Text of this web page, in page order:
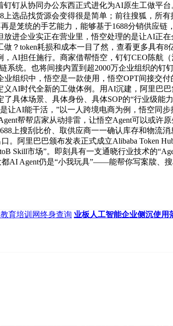
钉从协同办公东西正式进化为AI原生工做平
选品找货源会变得很是简单；前往搜狐，所
是笼统的手艺能力，能够基于1688分销供应
放进企业实正在营业里，悟空处理的是让AI
？token耗损和成本一目了然，查看更多具有
AI担任施行。商家借帮悟空，钉钉CEO陈航
系统。也将间接内置到超2000万企业组织的
组织中，悟空是一款使用，悟空OPT间接
AI时代全新的工做体例。用AI沉建，阿里巴
具体场景、具体身份、具体SOP的“行业级
让AI能干活，”以一人跨境电商为例，悟空同
帮帮店家从动排雷，让悟空Agent可以或
上搜刮比价、取供应商一一确认库存和物
。阿里巴巴颁布发表正式成立Alibaba Token
Skill市场”。即刻具有一支通晓行业技术的
AI Agent仍是“小我玩具”——能帮你写案牍、
育培训网终身查询 业板人工智能企业侧沉使用